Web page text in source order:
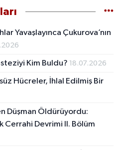
Yavaşlayınca Çukurova’nın
Kim Buldu? 18.07.2026
Hücreler, İhlal Edilmiş Bir
Düşman Öldürüyordu:
Cerrahi Devrimi II. Bölüm